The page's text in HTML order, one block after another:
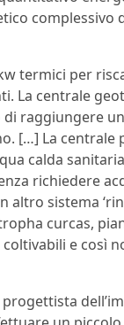
complessivo
termici per
La centrale
raggiungere
[…] La centrale
calda
richiedere
sistema
curcas,
e così